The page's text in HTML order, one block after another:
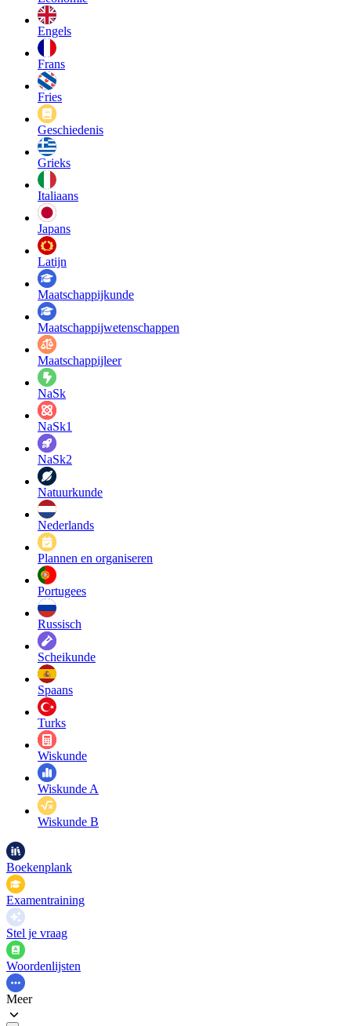
Engels
Frans
Fries
Geschiedenis
Grieks
Italiaans
Japans
Latijn
Maatschappij­kunde
Maatschappij­wetenschappen
Maatschappijleer
NaSk
NaSk1
NaSk2
Natuurkunde
Nederlands
Plannen en organiseren
Portugees
Russisch
Scheikunde
Spaans
Turks
Wiskunde
Wiskunde A
Wiskunde B
Boekenplank
Examentraining
Stel je vraag
Woordenlijsten
Meer